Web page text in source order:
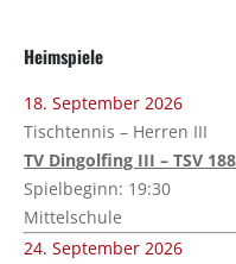
Heimspiele
18. September 2026
Tischtennis – Herren III
TV Dingolfing III – TSV
Spielbeginn: 19:30
Mittelschule
24. September 2026